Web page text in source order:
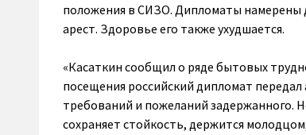
положения в СИЗО. Дипломаты намерены
арест. Здоровье его также ухудшается.
«Касаткин сообщил о ряде бытовых
посещения российский дипломат
требований и пожеланий задержанного.
сохраняет стойкость, держится